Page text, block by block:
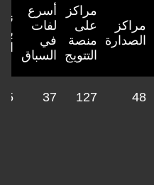
مراكز
الصدارة
مراكز
على
منصة
التتويج
أسرع
لفات
في
السباق
48
127
37